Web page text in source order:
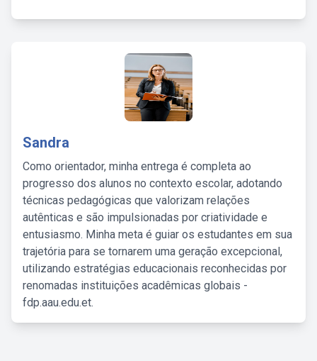
Sandra
Como orientador, minha entrega é completa ao
progresso dos alunos no contexto escolar, adotando
técnicas pedagógicas que valorizam relações
autênticas e são impulsionadas por criatividade e
entusiasmo. Minha meta é guiar os estudantes em sua
trajetória para se tornarem uma geração excepcional,
utilizando estratégias educacionais reconhecidas por
renomadas instituições acadêmicas globais -
fdp.aau.edu.et.